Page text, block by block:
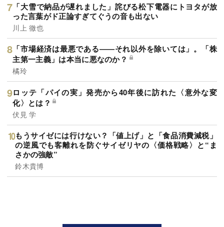
「大雪で納品が遅れました」詫びる松下電器にトヨタが放
った言葉がド正論すぎてぐうの音も出ない
川上 徹也
「市場経済は最悪である――それ以外を除いては」。「株
主第一主義」は本当に悪なのか？
橘玲
ロッテ「パイの実」発売から40年後に訪れた〈意外な変
化〉とは？
伏見 学
もうサイゼには行けない？「値上げ」と「食品消費減税」
の逆風でも客離れを防ぐサイゼリヤの〈価格戦略〉と“ま
さかの強敵”
鈴木貴博